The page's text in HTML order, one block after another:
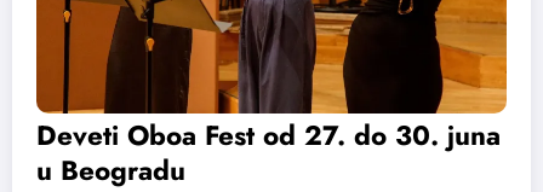
Deveti Oboa Fest od 27. do 30. juna
u Beogradu